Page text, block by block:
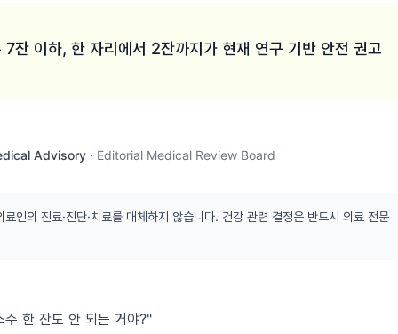
잔 이하, 한 자리에서 2잔까지가 현재 연구 기반 안전 권고
Advisory · Editorial Medical Review Board
인의 진료·진단·치료를 대체하지 않습니다. 건강 관련 결정은 반드시 의료 전문
주 한 잔도 안 되는 거야?"